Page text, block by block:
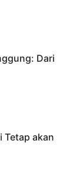
Dari
Tetap akan